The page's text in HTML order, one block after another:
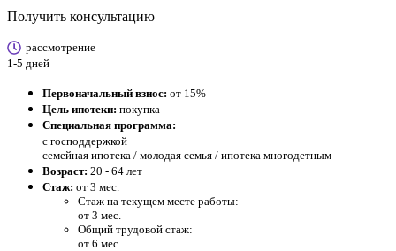
Получить консультацию
рассмотрение
1-5 дней
Первоначальный взнос: от 15%
Цель ипотеки: покупка
Специальная программа:
с господдержкой
семейная ипотека / молодая семья / ипотека многодетным
Возраст: 20 - 64 лет
Стаж: от 3 мес.
Стаж на текущем месте работы:
от 3 мес.
Общий трудовой стаж:
от 6 мес.